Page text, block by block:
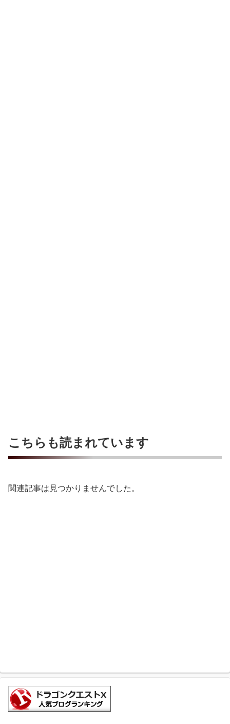
こちらも読まれています
関連記事は見つかりませんでした。